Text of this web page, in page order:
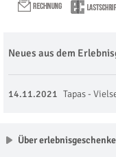
Neues aus dem
14.11.2021 Tapas -
Über